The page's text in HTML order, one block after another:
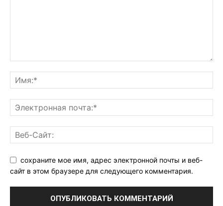
сохраните мое имя, адрес электронной почты и веб-
сайт в этом браузере для следующего комментария.